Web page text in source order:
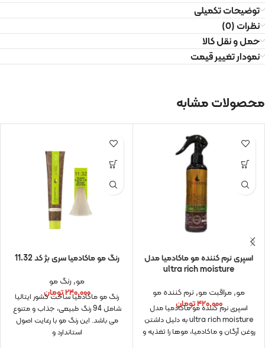
توضیحات تکمیلی
نظرات (0)
حمل و نقل کالا
نمودار تغییر قیمت
محصولات مشابه
اسپری نرم کننده مو ماکادمیا مدل
ultra rich moisture
مو,مراقبت مو, نرم کننده مو
۴۲۰,۰۰۰تومان
اسپری نرم کننده مو ماکادمیا مدل
ultra rich moisture به دلیل داشتن
روغن آرگان و ماکادمیا، موها را تغذیه و
رنگ مو ماکادمیا سری بژ کد 11.32
مو, رنگ مو
۲۴۰,۰۰۰تومان
رنگ مو ماکادمیا ساخت کشور ایتالیا
شامل 94 رنگ طبیعی، جذاب و متنوع
می باشد. این رنگ مو با رعایت اصول
استاندارد و